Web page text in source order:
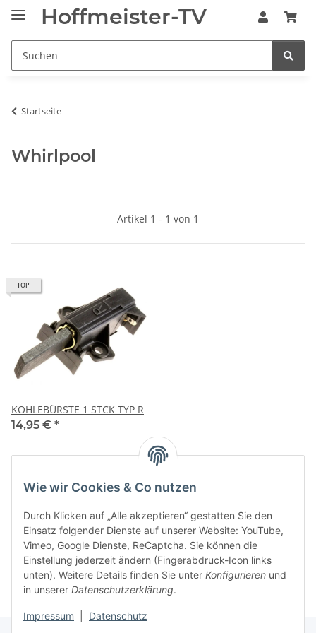
Wie wir Cookies & Co nutzen
Durch Klicken auf „Alle akzeptieren“ gestatten Sie den
Einsatz folgender Dienste auf unserer Website: YouTube,
Vimeo, Google Dienste, ReCaptcha. Sie können die
Einstellung jederzeit ändern (Fingerabdruck-Icon links
unten). Weitere Details finden Sie unter Konfigurieren und
in unserer Datenschutzerklärung.
Impressum Datenschutz
Hoffmeister-TV
Startseite
Whirlpool
Artikel 1 - 1 von 1
TOP
KOHLEBÜRSTE 1 STCK TYP R
14,95 € *
Artikel 1 - 1 von 1
Kategorien